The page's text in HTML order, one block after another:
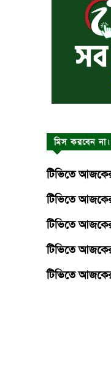
মিস করবেন না।
টিভিতে
টিভিতে
টিভিতে
টিভিতে
টিভিতে